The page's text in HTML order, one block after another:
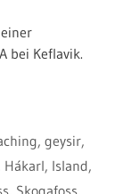
bei Keflavik.
, geysir,
Hákarl, Island,